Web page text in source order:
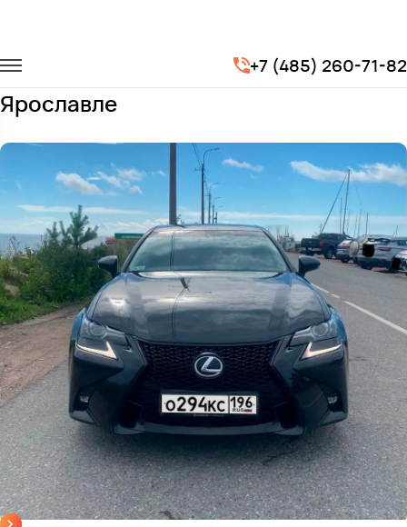
+7 (485) 260-71-82
Легковые автомобили
Заказать Lexus GS с водителем в
Ярославле